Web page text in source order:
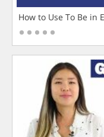
How to Use To Be in